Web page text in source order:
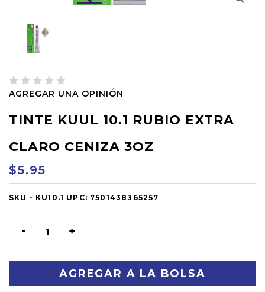
AGREGAR UNA OPINIÓN
TINTE KUUL 10.1 RUBIO EXTRA
CLARO CENIZA 3OZ
$5.95
OUT
SKU - KU10.1 UPC: 7501438365257
DISMINUIR
LA
AUMENTAR
LA